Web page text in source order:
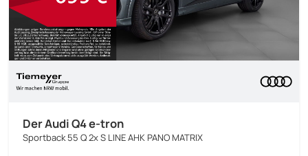
Der Audi Q4 e-tron
Sportback 55 Q 2x S LINE AHK PANO MATRIX